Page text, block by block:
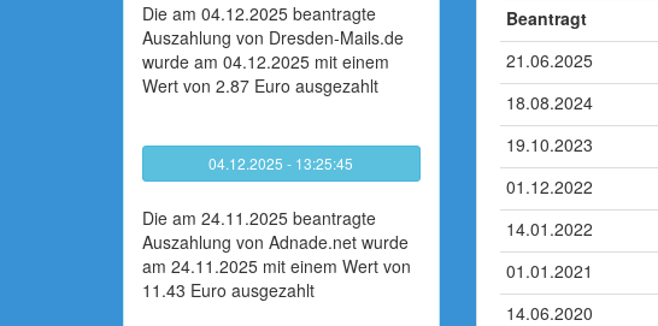
Die am 04.12.2025 beantragte
Auszahlung von Dresden-Mails.de
wurde am 04.12.2025 mit einem
Wert von 2.87 Euro ausgezahlt
04.12.2025 - 13:25:45
Die am 24.11.2025 beantragte
Auszahlung von Adnade.net wurde
am 24.11.2025 mit einem Wert von
11.43 Euro ausgezahlt
Beantragt
21.06.2025
18.08.2024
19.10.2023
01.12.2022
14.01.2022
01.01.2021
14.06.2020